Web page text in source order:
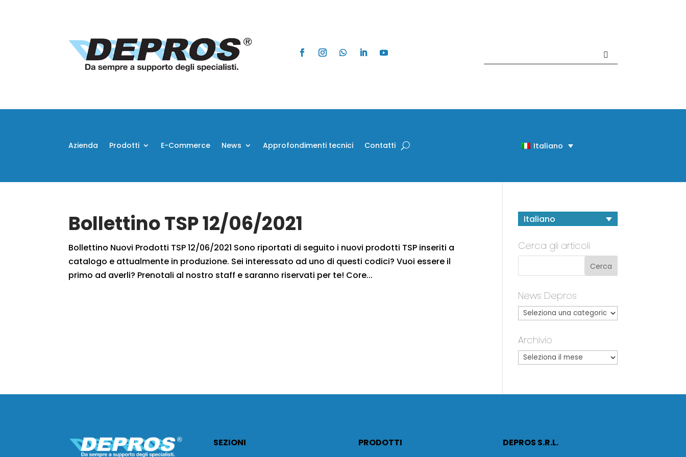
Azienda Prodotti E-Commerce News Approfondimenti tecnici Contatti Italiano
Bollettino TSP 12/06/2021
Bollettino Nuovi Prodotti TSP 12/06/2021 Sono riportati di seguito i nuovi prodotti TSP inseriti a
catalogo e attualmente in produzione. Sei interessato ad uno di questi codici? Vuoi essere il
primo ad averli? Prenotali al nostro staff e saranno riservati per te! Core...
Italiano
Cerca gli articoli
News Depros
Archivio
SEZIONI
PRODOTTI
DEPROS S.R.L.